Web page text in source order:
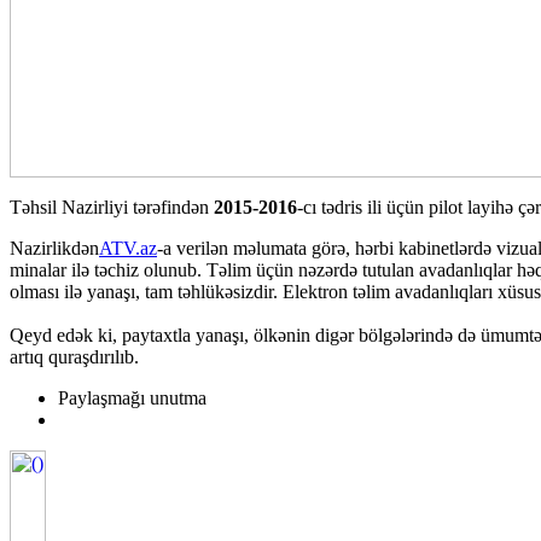
Təhsil Nazirliyi tərəfindən 2015-2016-cı tədris ili üçün pilot layihə
NazirlikdənATV.az-a verilən məlumata görə, hərbi kabinetlərdə
minalar ilə təchiz olunub. Təlim üçün nəzərdə tutulan avadanlıqlar
olması ilə yanaşı, tam təhlükəsizdir. Elektron təlim avadanlıqları
Qeyd edək ki, paytaxtla yanaşı, ölkənin digər bölgələrində də
artıq quraşdırılıb.
Paylaşmağı unutma